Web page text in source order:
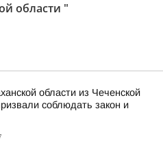
области "
области из Чеченской
соблюдать закон и